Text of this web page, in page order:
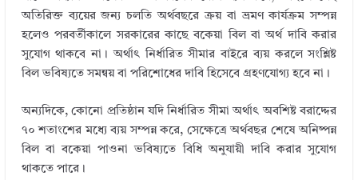
অতিরিক্ত ব্যয়ের জন্য চলতি অর্থবছরে ক্রয় বা ভ্রমণ কার্যক্রম সম্পন্ন
হলেও পরবর্তীকালে সরকারের কাছে বকেয়া বিল বা অর্থ দাবি করার
সুযোগ থাকবে না। অর্থাৎ নির্ধারিত সীমার বাইরে ব্যয় করলে সংশ্লিষ্ট
বিল ভবিষ্যতে সমন্বয় বা পরিশোধের দাবি হিসেবে গ্রহণযোগ্য হবে না।
অন্যদিকে, কোনো প্রতিষ্ঠান যদি নির্ধারিত সীমা অর্থাৎ অবশিষ্ট বরাদ্দের
৭০ শতাংশের মধ্যে ব্যয় সম্পন্ন করে, সেক্ষেত্রে অর্থবছর শেষে অনিষ্পন্ন
বিল বা বকেয়া পাওনা ভবিষ্যতে বিধি অনুযায়ী দাবি করার সুযোগ
থাকতে পারে।